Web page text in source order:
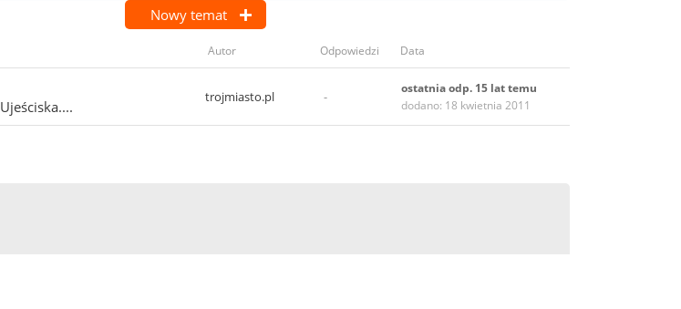
Nowy temat
Autor Odpowiedzi Data
trojmiasto.pl -
ostatnia odp. 15 lat temu
dodano: 18 kwietnia 2011